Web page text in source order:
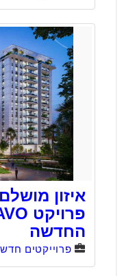
איזון
החדשה
פרוייקטים